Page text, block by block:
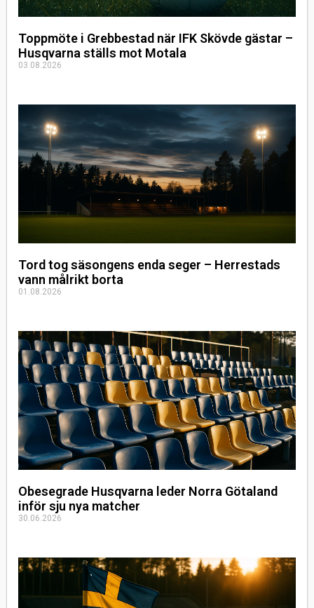
Toppmöte i Grebbestad när IFK Skövde gästar –
Husqvarna ställs mot Motala
03.08.2026
Tord tog säsongens enda seger – Herrestads
vann målrikt borta
01.08.2026
Obesegrade Husqvarna leder Norra Götaland
inför sju nya matcher
30.06.2026